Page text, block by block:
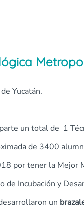
Yucatán.
un total de 1
de 3400
por tener la Mejor
de Incubación y
un